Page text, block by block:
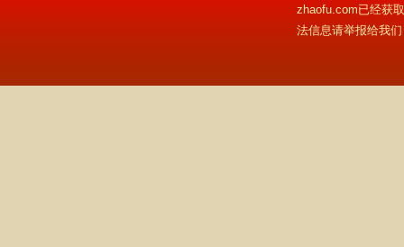
zhaofu.com已经获
法信息请举报给我